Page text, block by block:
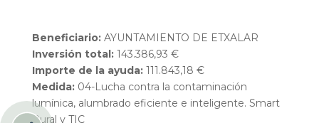
Beneficiario: AYUNTAMIENTO DE ETXALAR
Inversión total: 143.386,93 €
Importe de la ayuda: 111.843,18 €
Medida:04-Lucha contra la contaminación
lumínica, alumbrado eficiente e inteligente. Smart
Rural y TIC